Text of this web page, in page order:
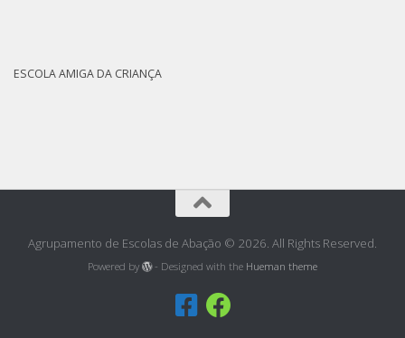
ESCOLA AMIGA DA CRIANÇA
Agrupamento de Escolas de Abação © 2026. All Rights Reserved.
Powered by - Designed with the Hueman theme